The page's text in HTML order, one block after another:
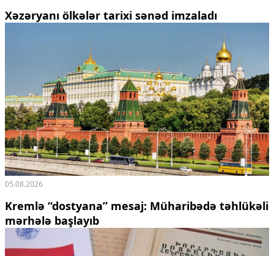
Xəzəryanı ölkələr tarixi sənəd imzaladı
05.08.2026
Kremlə “dostyana” mesaj: Müharibədə təhlükəli
mərhələ başlayıb